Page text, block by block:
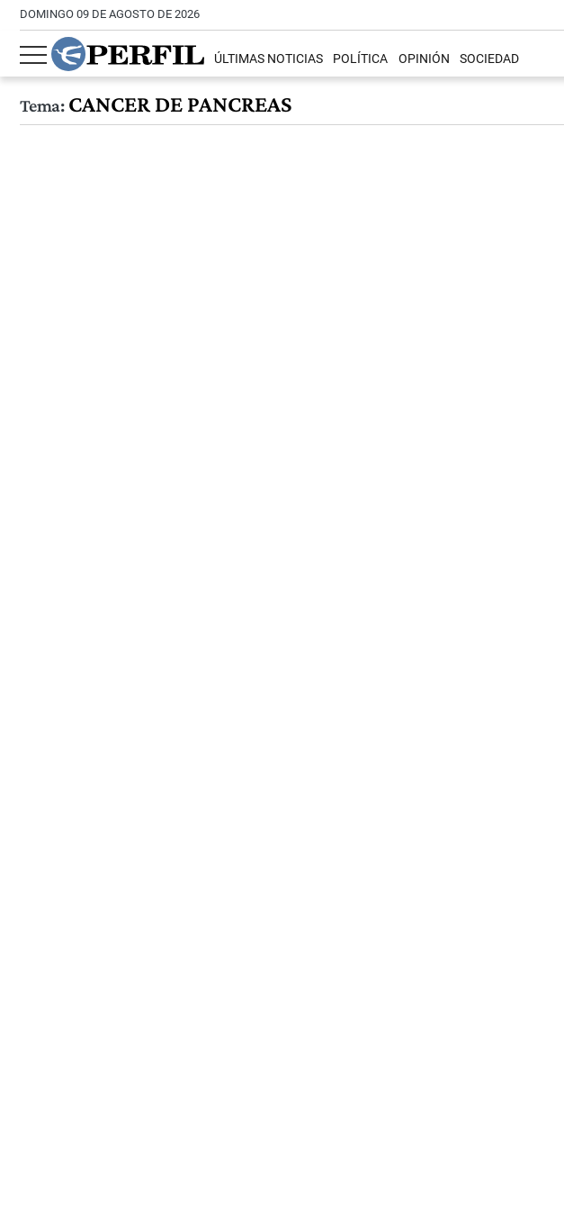
DOMINGO 09 DE AGOSTO DE 2026
ÚLTIMAS NOTICIAS POLÍTICA OPINIÓN SOCIEDAD
Tema:CANCER DE PANCREAS